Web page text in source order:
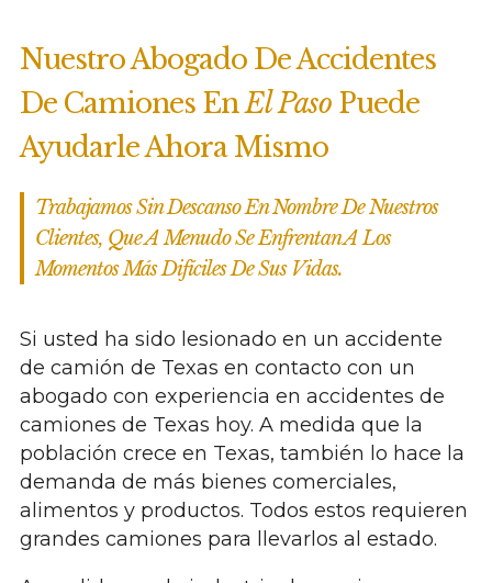
Nuestro Abogado De Accidentes
De Camiones EnEl PasoPuede
Ayudarle Ahora Mismo
Trabajamos Sin Descanso En Nombre De Nuestros
Clientes, Que A Menudo Se Enfrentan A Los
Momentos Más Difíciles De Sus Vidas.
Si usted ha sido lesionado en un accidente
de camión de Texas en contacto con un
abogado con experiencia en accidentes de
camiones de Texas hoy. A medida que la
población crece en Texas, también lo hace la
demanda de más bienes comerciales,
alimentos y productos. Todos estos requieren
grandes camiones para llevarlos al estado.